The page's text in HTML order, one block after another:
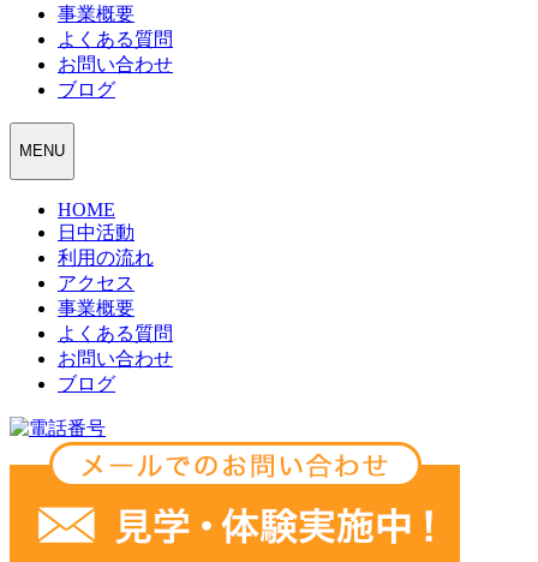
事業概要
よくある質問
お問い合わせ
ブログ
MENU
HOME
日中活動
利用の流れ
アクセス
事業概要
よくある質問
お問い合わせ
ブログ